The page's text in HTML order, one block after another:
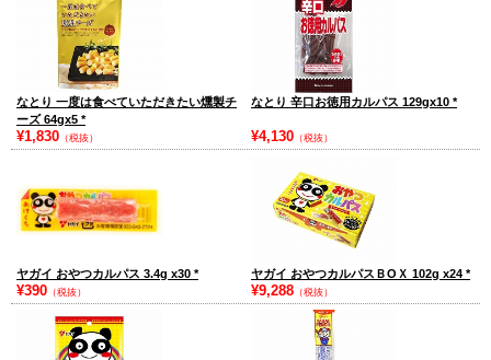
なとり 一度は食べていただきたい燻製チ
ーズ 64gx5 *
¥1,830 （税抜）
なとり 辛口お徳用カルパス 129gx10 *
¥4,130 （税抜）
ヤガイ おやつカルパス 3.4g x30 *
¥390 （税抜）
ヤガイ おやつカルパスＢОＸ 102g x24 *
¥9,288 （税抜）